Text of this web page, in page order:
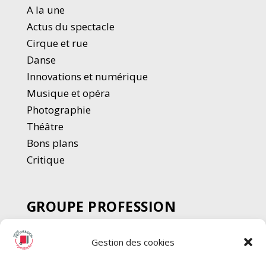
Gestion des cookies
A la une
Actus du spectacle
Cirque et rue
Danse
Innovations et numérique
Musique et opéra
Photographie
Théâtre
Bons plans
Critique
GROUPE PROFESSION
SPECTACLE
Chèque Intermittents